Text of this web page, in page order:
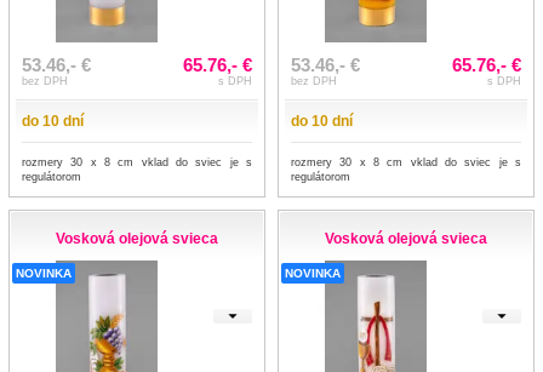
53.46,- €
bez DPH
65.76,- €
s DPH
do 10 dní
rozmery 30 x 8 cm vklad do sviec je s
regulátorom
53.46,- €
bez DPH
65.76,- €
s DPH
do 10 dní
rozmery 30 x 8 cm vklad do sviec je s
regulátorom
Vosková olejová svieca
NOVINKA
Vosková olejová svieca
NOVINKA